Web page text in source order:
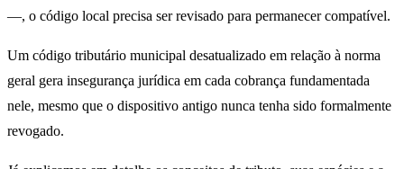
—, o código local precisa ser revisado para permanecer compatível.
Um código tributário municipal desatualizado em relação à norma
geral gera insegurança jurídica em cada cobrança fundamentada
nele, mesmo que o dispositivo antigo nunca tenha sido formalmente
revogado.